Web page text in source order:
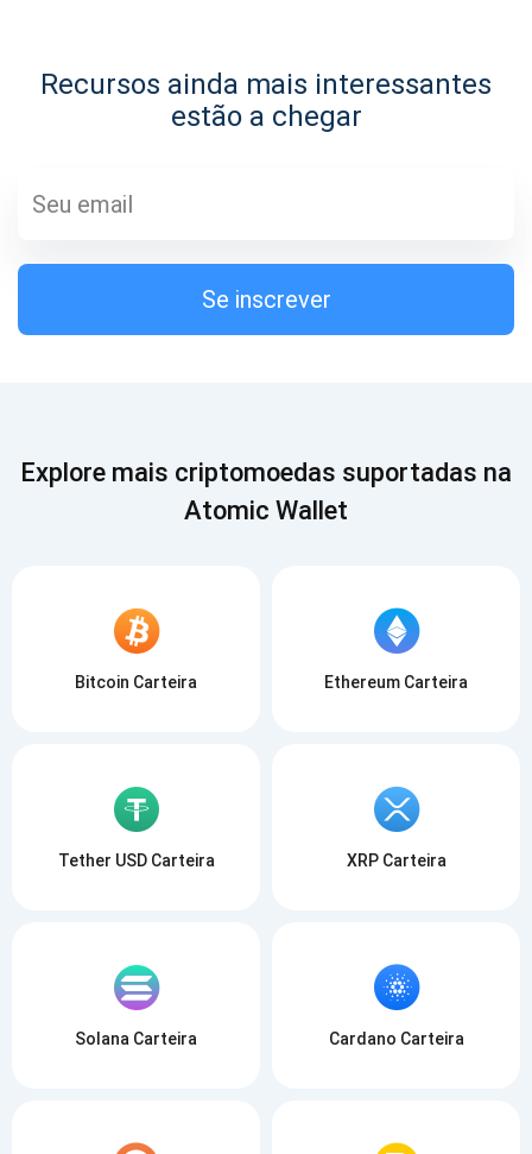
Recursos ainda mais interessantes
estão a chegar
Se inscrever
SE
Confira nosso YouTube
Se inscrever
Explore mais criptomoedas suportadas na
Atomic Wallet
Bitcoin Carteira Ethereum Carteira
Tether USD Carteira XRP Carteira
Solana Carteira Cardano Carteira